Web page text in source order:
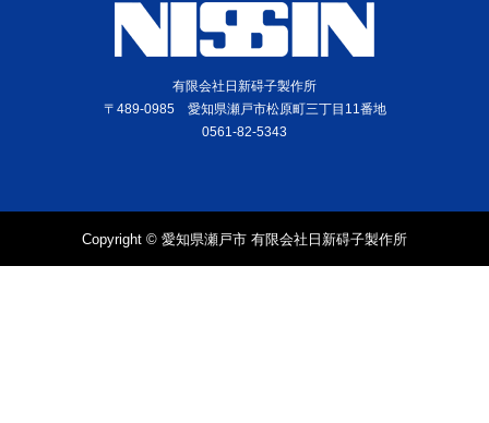
有限会社日新碍子製作所
〒489-0985 愛知県瀬戸市松原町三丁目11番地
0561-82-5343
Copyright © 愛知県瀬戸市 有限会社日新碍子製作所